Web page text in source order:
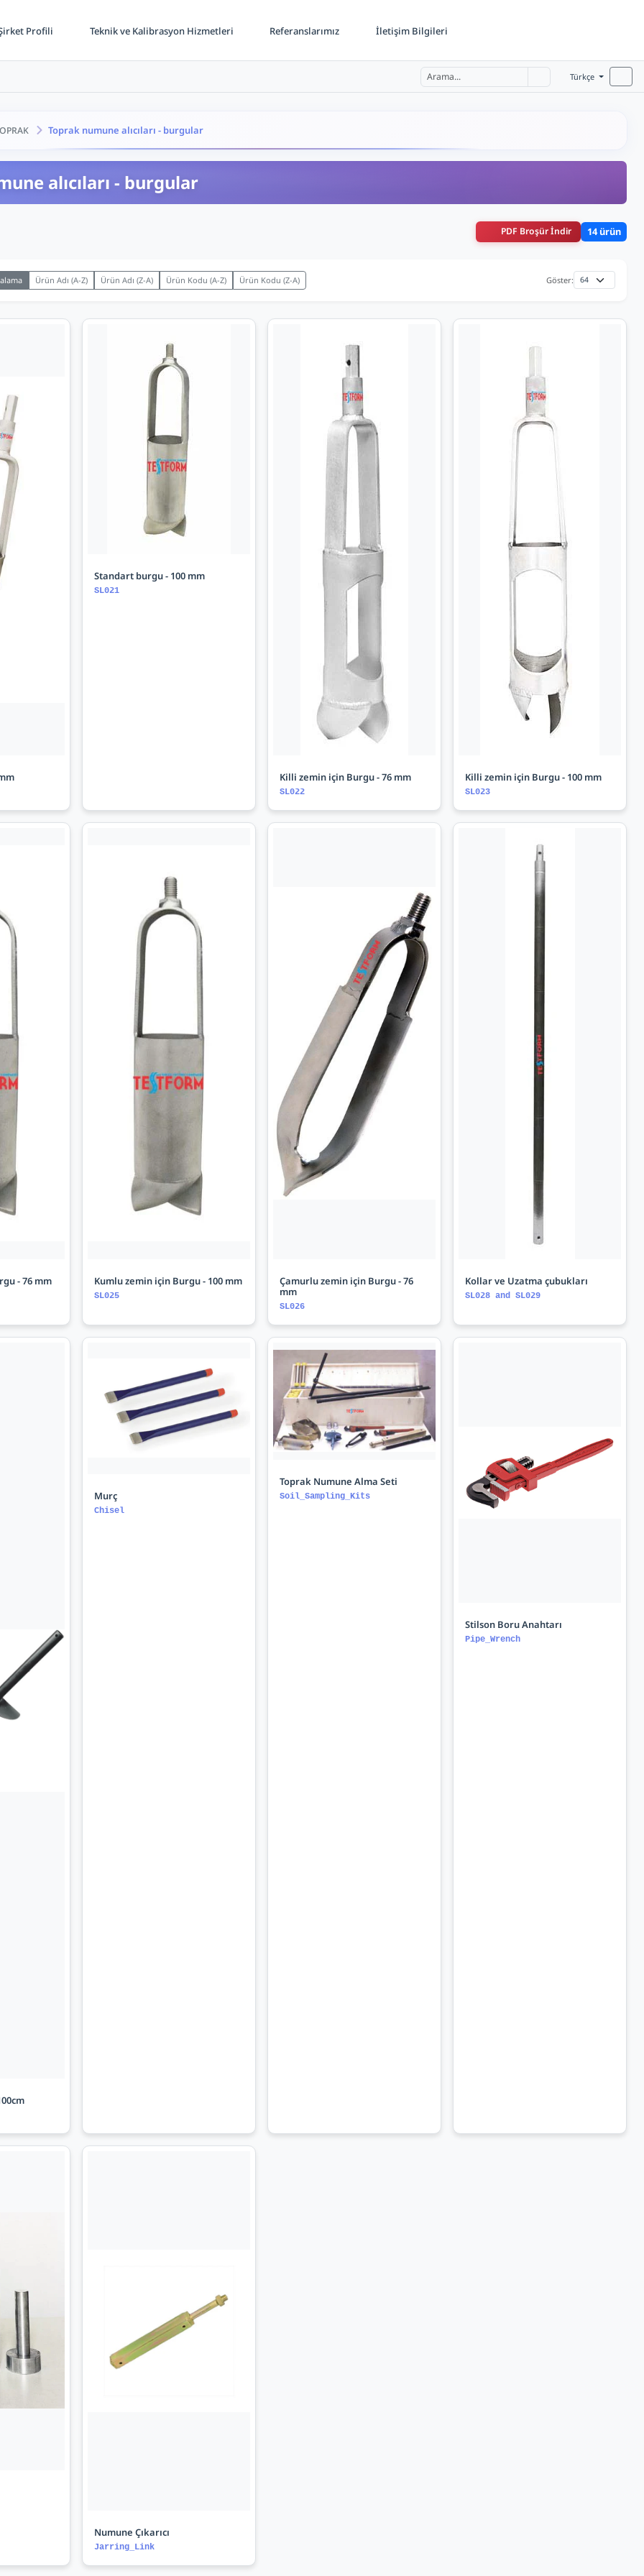
Profili Teknik ve Kalibrasyon Hizmetleri Referanslarımız İletişim Bilgileri
Türkçe
Toprak numune alıcıları - burgular
alıcıları - burgular
PDF Broşür İndir 14 ürün
Ürün Adı (A-Z) Ürün Adı (Z-A) Ürün Kodu (A-Z) Ürün Kodu (Z-A) Göster:
Standart burgu - 100 mm
SL021
Killi zemin için Burgu - 76 mm
SL022
Killi zemin için Burgu - 100 mm
SL023
- 76 mm Kumlu zemin için Burgu - 100 mm
SL025
Çamurlu zemin için Burgu - 76
mm
SL026
Kollar ve Uzatma çubukları
SL028 and SL029
Murç
Chisel
Toprak Numune Alma Seti
Soil_Sampling_Kits
Stilson Boru Anahtarı
Pipe_Wrench
Numune Çıkarıcı
Jarring_Link